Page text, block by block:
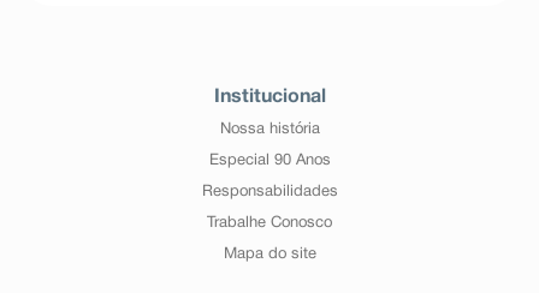
Institucional
Nossa história
Especial 90 Anos
Responsabilidades
Trabalhe Conosco
Mapa do site